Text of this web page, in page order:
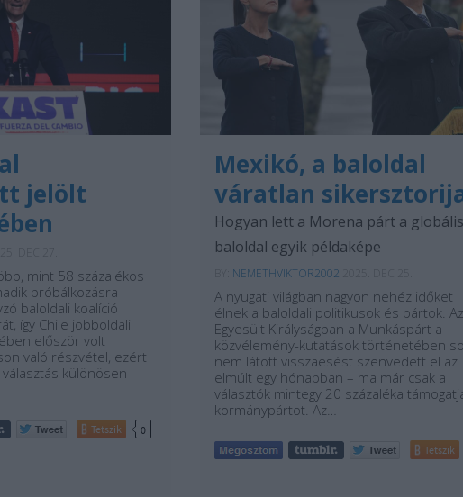
jelölt
mint 58 százalékos
próbálkozásra
baloldali koalíció
így Chile jobboldali
először volt
való részvétel, ezért
különösen
Tetszik 0
Mexikó, a baloldal
váratlan
Hogyan lett a Morena párt a globális
baloldal egyik példaképe
NEMETHVIKTOR2002
A nyugati világban nagyon nehéz időket
élnek a baloldali politikusok és pártok. Az
Egyesült Királyságban a Munkáspárt a
közvélemény-kutatások történetében
nem látott visszaesést szenvedett el az
elmúlt egy hónapban – ma már csak a
választók mintegy 20 százaléka
kormánypártot. Az…
Tetszik